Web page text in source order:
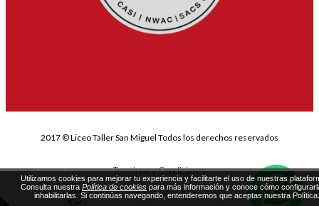
2017 © Liceo Taller San Miguel Todos los derechos reservados
Terminos y Condiciones
Utilizamos cookies para mejorar tu experiencia y facilitarte el uso de nuestras
Consulta nuestra Política de cookies para más información y conoce cómo
inhabilitarlas. Si continúas navegando, entenderemos que aceptas nuestra Política.